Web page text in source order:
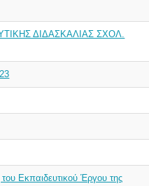
ΔΙΔΑΣΚΑΛΙΑΣ ΣΧΟΛ.
Εκπαιδευτικού Έργου της